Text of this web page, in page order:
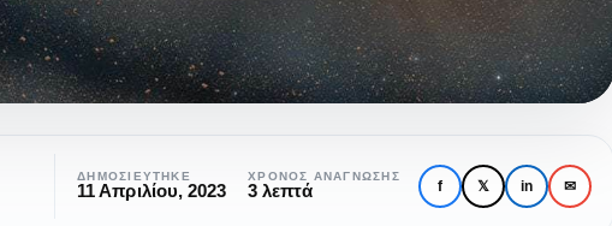
ΔΗΜΟΣΙΕΎΤΗΚΕ
11 Απριλίου, 2023
ΧΡΌΝΟΣ ΑΝΆΓΝΩΣΗΣ
3 λεπτά f 𝕏 in ✉